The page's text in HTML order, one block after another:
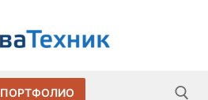
ПОРТФОЛИО